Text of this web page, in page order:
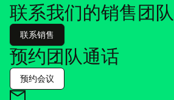
联系我们的销售团队
联系销售
预约团队通话
预约会议